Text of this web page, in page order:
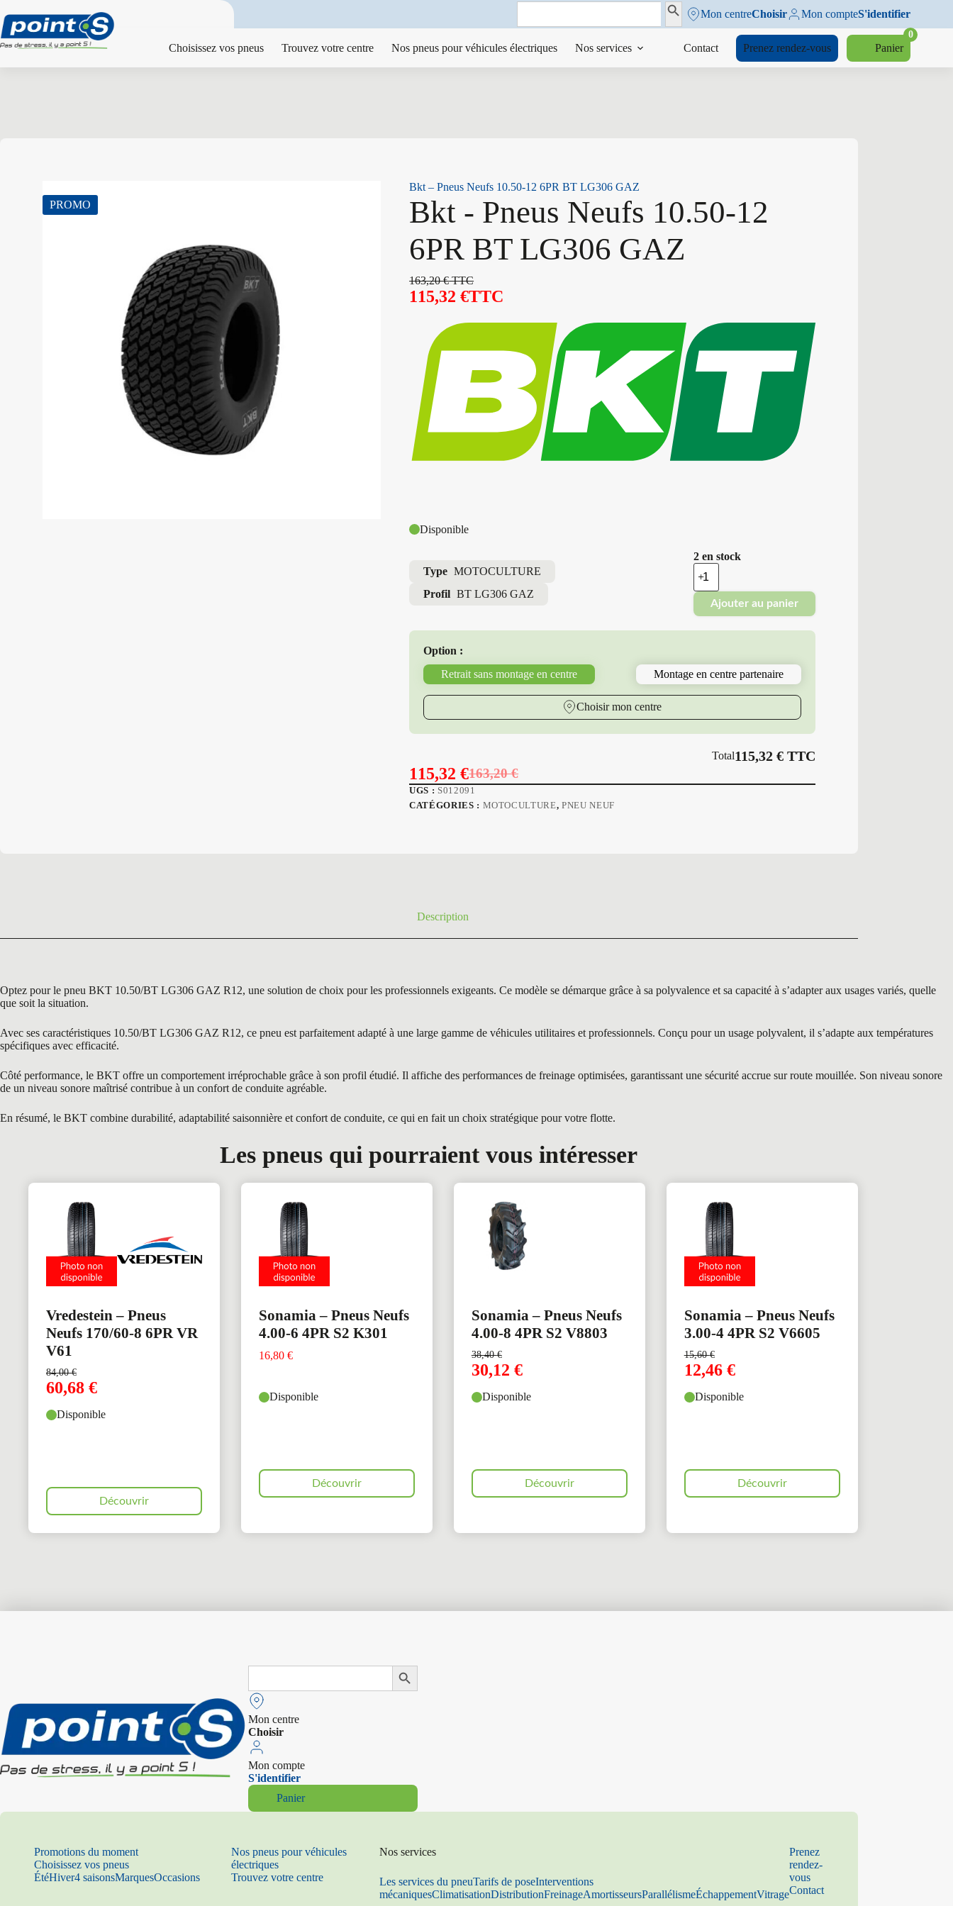
au
contenu
Search
Search ButtonMon centreChoisir Mon compteS'identifier
Choisissez vos pneus Trouvez votre centre Nos pneus pour véhicules électriques Nos services Contact Prenez rendez-vous Panier
0
PROMO
Bkt – Pneus Neufs 10.50-12 6PR BT LG306 GAZ
Bkt - Pneus Neufs 10.50-12
6PR BT LG306 GAZ
163,20€TTC
115,32€TTC
Disponible
Type MOTOCULTURE
Profil BT LG306 GAZ
2 en stock
quantité
de
Bkt
Pneus
Neufs
6PR
BT
LG306
Ajouter au panier
Option :
Retrait sans montage en centre
Montage en centre partenaire
Choisir mon centre
Total115,32 €TTC
163,20€
Le
prix
115,32€
Le
prix
UGS : S012091
CATÉGORIES : MOTOCULTURE,PNEU NEUF
Description
Optez pour le pneu BKT 10.50/BT LG306 GAZ R12, une solution de choix pour les professionnels exigeants. Ce modèle se démarque grâce à sa polyvalence et sa capacité à s’adapter aux usages variés, quelle
que soit la situation.
Avec ses caractéristiques 10.50/BT LG306 GAZ R12, ce pneu est parfaitement adapté à une large gamme de véhicules utilitaires et professionnels. Conçu pour un usage polyvalent, il s’adapte aux températures
spécifiques avec efficacité.
Côté performance, le BKT offre un comportement irréprochable grâce à son profil étudié. Il affiche des performances de freinage optimisées, garantissant une sécurité accrue sur route mouillée. Son niveau sonore
de un niveau sonore maîtrisé contribue à un confort de conduite agréable.
En résumé, le BKT combine durabilité, adaptabilité saisonnière et confort de conduite, ce qui en fait un choix stratégique pour votre flotte.
Les pneus qui pourraient vous intéresser
Vredestein – Pneus
Neufs 170/60-8 6PR VR
V61
84,00€
60,68 €
Disponible
Découvrir
Sonamia – Pneus Neufs
4.00-6 4PR S2 K301
16,80 €
Disponible
Découvrir
Sonamia – Pneus Neufs
4.00-8 4PR S2 V8803
38,40€
30,12 €
Disponible
Découvrir
Sonamia – Pneus Neufs
3.00-4 4PR S2 V6605
15,60€
12,46 €
Disponible
Découvrir
Search
Search Button
Mon centre
Choisir
Mon compte
S'identifier
Panier
Promotions du moment
Choisissez vos pneus
ÉtéHiver4 saisonsMarquesOccasions
Nos pneus pour véhicules
électriques
Trouvez votre centre
Nos services
Les services du pneuTarifs de poseInterventions
mécaniquesClimatisationDistributionFreinageAmortisseursParallélismeÉchappementVitrage
Prenez
rendez-
vous
Contact